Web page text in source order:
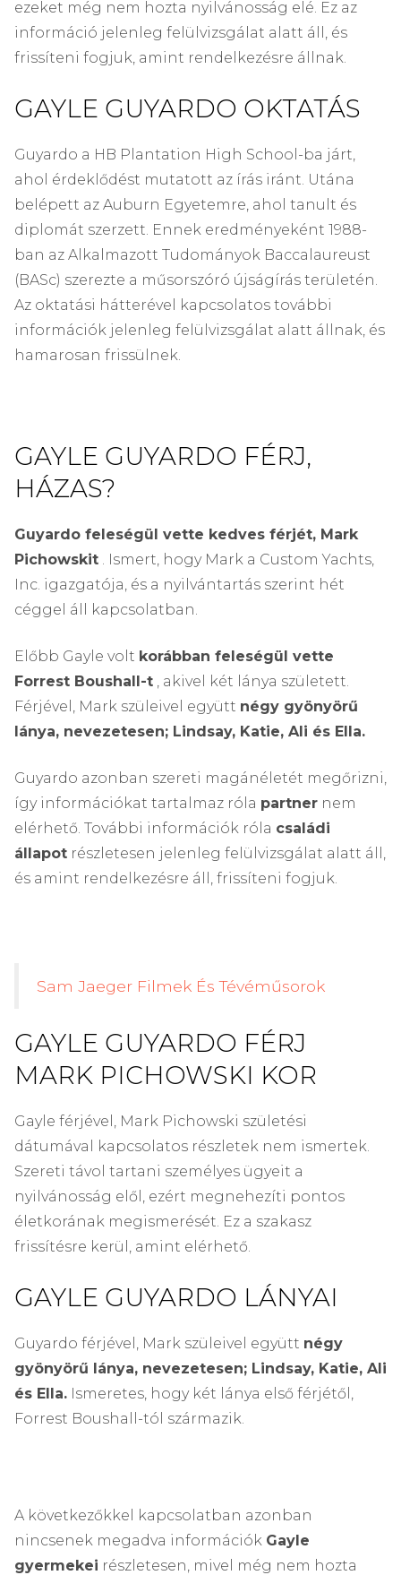
ezeket még nem hozta nyilvánosság elé. Ez az
információ jelenleg felülvizsgálat alatt áll, és
frissíteni fogjuk, amint rendelkezésre állnak.
GAYLE GUYARDO OKTATÁS
Guyardo a HB Plantation High School-ba járt,
ahol érdeklődést mutatott az írás iránt. Utána
belépett az Auburn Egyetemre, ahol tanult és
diplomát szerzett. Ennek eredményeként 1988-
ban az Alkalmazott Tudományok Baccalaureust
(BASc) szerezte a műsorszóró újságírás területén.
Az oktatási hátterével kapcsolatos további
információk jelenleg felülvizsgálat alatt állnak, és
hamarosan frissülnek.
GAYLE GUYARDO FÉRJ,
HÁZAS?
Guyardo feleségül vette kedves férjét, Mark
Pichowskit . Ismert, hogy Mark a Custom Yachts,
Inc. igazgatója, és a nyilvántartás szerint hét
céggel áll kapcsolatban.
Előbb Gayle volt korábban feleségül vette
Forrest Boushall-t , akivel két lánya született.
Férjével, Mark szüleivel együtt négy gyönyörű
lánya, nevezetesen; Lindsay, Katie, Ali és Ella.
Guyardo azonban szereti magánéletét megőrizni,
így információkat tartalmaz róla partner nem
elérhető. További információk róla családi
állapot részletesen jelenleg felülvizsgálat alatt áll,
és amint rendelkezésre áll, frissíteni fogjuk.
Sam Jaeger Filmek És Tévéműsorok
GAYLE GUYARDO FÉRJ
MARK PICHOWSKI KOR
Gayle férjével, Mark Pichowski születési
dátumával kapcsolatos részletek nem ismertek.
Szereti távol tartani személyes ügyeit a
nyilvánosság elől, ezért megnehezíti pontos
életkorának megismerését. Ez a szakasz
frissítésre kerül, amint elérhető.
GAYLE GUYARDO LÁNYAI
Guyardo férjével, Mark szüleivel együtt négy
gyönyörű lánya, nevezetesen; Lindsay, Katie, Ali
és Ella. Ismeretes, hogy két lánya első férjétől,
Forrest Boushall-tól származik.
A következőkkel kapcsolatban azonban
nincsenek megadva információk Gayle
gyermekei részletesen, mivel még nem hozta